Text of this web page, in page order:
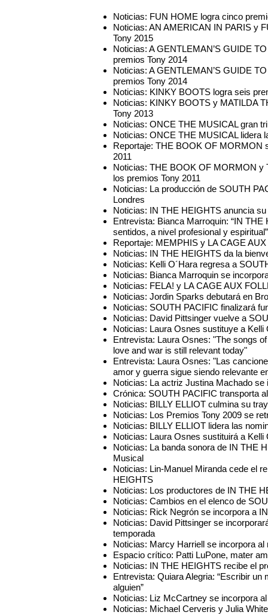
Noticias: FUN HOME logra cinco
Noticias: AN AMERICAN IN PARIS y
Tony 2015
Noticias: A GENTLEMAN’S GUIDE
premios Tony 2014
Noticias: A GENTLEMAN’S GUIDE
premios Tony 2014
Noticias: KINKY BOOTS logra seis
Noticias: KINKY BOOTS y MATILDA
Tony 2013
Noticias: ONCE THE MUSICAL gran
Noticias: ONCE THE MUSICAL lidera
Reportaje: THE BOOK OF MORMON
2011
Noticias: THE BOOK OF MORMON y
los premios Tony 2011
Noticias: La producción de SOUTH
Londres
Noticias: IN THE HEIGHTS anuncia
Entrevista: Bianca Marroquin: “IN
sentidos, a nivel profesional y espiritual”
Reportaje: MEMPHIS y LA CAGE
Noticias: IN THE HEIGHTS da la
Noticias: Kelli O´Hara regresa a
Noticias: Bianca Marroquin se
Noticias: FELA! y LA CAGE AUX
Noticias: Jordin Sparks debutará en
Noticias: SOUTH PACIFIC finalizará
Noticias: David Pittsinger vuelve a
Noticias: Laura Osnes sustituye a Kelli
Entrevista: Laura Osnes: "The songs
love and war is still relevant today"
Entrevista: Laura Osnes: "Las
amor y guerra sigue siendo relevante
Noticias: La actriz Justina Machado
Crónica: SOUTH PACIFIC transporta
Noticias: BILLY ELLIOT culmina su
Noticias: Los Premios Tony 2009 se
Noticias: BILLY ELLIOT lidera las
Noticias: Laura Osnes sustituirá a Kelli
Noticias: La banda sonora de IN THE
Musical
Noticias: Lin-Manuel Miranda cede el
HEIGHTS
Noticias: Los productores de IN THE
Noticias: Cambios en el elenco de
Noticias: Rick Negrón se incorpora a
Noticias: David Pittsinger se
temporada
Noticias: Marcy Harriell se incorpora
Espacio crítico: Patti LuPone, mater
Noticias: IN THE HEIGHTS recibe el
Entrevista: Quiara Alegria: “Escribir
alguien”
Noticias: Liz McCartney se incorpora
Noticias: Michael Cerveris y Julia